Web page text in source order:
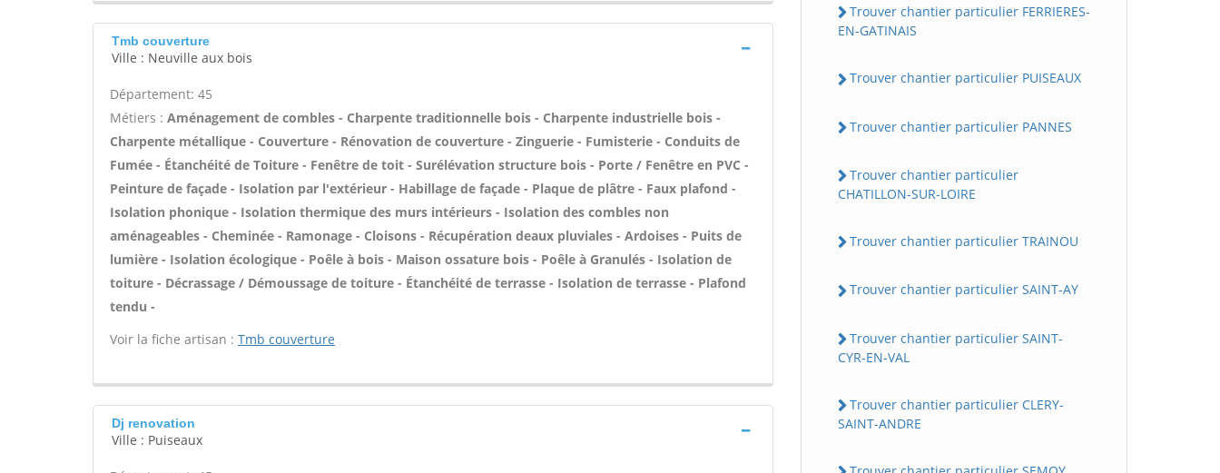
Tmb couverture
Ville : Neuville aux bois
Département: 45
Métiers : Aménagement de combles - Charpente traditionnelle bois - Charpente industrielle bois -
Charpente métallique - Couverture - Rénovation de couverture - Zinguerie - Fumisterie - Conduits de
Fumée - Étanchéité de Toiture - Fenêtre de toit - Surélévation structure bois - Porte / Fenêtre en PVC -
Peinture de façade - Isolation par l'extérieur - Habillage de façade - Plaque de plâtre - Faux plafond -
Isolation phonique - Isolation thermique des murs intérieurs - Isolation des combles non
aménageables - Cheminée - Ramonage - Cloisons - Récupération deaux pluviales - Ardoises - Puits de
lumière - Isolation écologique - Poêle à bois - Maison ossature bois - Poêle à Granulés - Isolation de
toiture - Décrassage / Démoussage de toiture - Étanchéité de terrasse - Isolation de terrasse - Plafond
tendu -
Voir la fiche artisan : Tmb couverture
Dj renovation
Ville : Puiseaux
Trouver chantier particulier FERRIERES-
EN-GATINAIS
Trouver chantier particulier PUISEAUX
Trouver chantier particulier PANNES
Trouver chantier particulier
CHATILLON-SUR-LOIRE
Trouver chantier particulier TRAINOU
Trouver chantier particulier SAINT-AY
Trouver chantier particulier SAINT-
CYR-EN-VAL
Trouver chantier particulier CLERY-
SAINT-ANDRE